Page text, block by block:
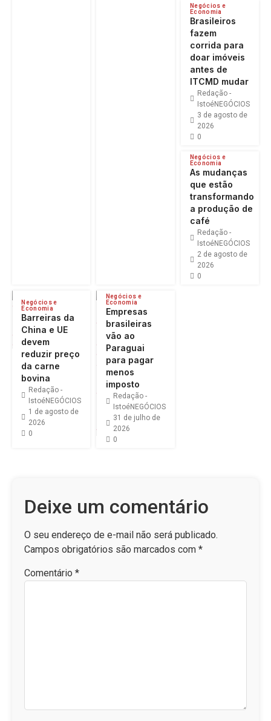
Negócios e
Economia
Brasileiros
fazem
corrida para
doar imóveis
antes de
ITCMD mudar
Redação -
IstoéNEGÓCIOS
3 de agosto de
2026
0
Negócios e
Economia
As mudanças
que estão
transformando
a produção de
café
Redação -
IstoéNEGÓCIOS
2 de agosto de
2026
0
Negócios e
Economia
Barreiras da
China e UE
devem
reduzir preço
da carne
bovina
Redação -
IstoéNEGÓCIOS
1 de agosto de
2026
0
Negócios e
Economia
Empresas
brasileiras
vão ao
Paraguai
para pagar
menos
imposto
Redação -
IstoéNEGÓCIOS
31 de julho de
2026
0
Deixe um comentário
O seu endereço de e-mail não será publicado.
Campos obrigatórios são marcados com *
Comentário *